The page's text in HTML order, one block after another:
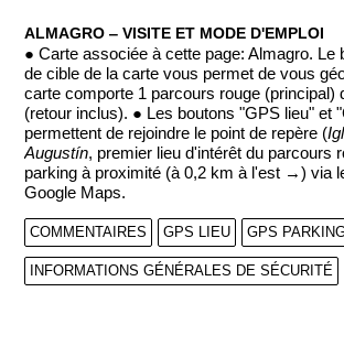
ALMAGRO ‒ VISITE ET MODE D'EMPLOI
● Carte associée à cette page: Almagro. Le
de cible de la carte vous permet de vous
carte comporte 1 parcours rouge (principal)
(retour inclus). ● Les boutons "GPS lieu" et
permettent de rejoindre le point de repère (
Augustín, premier lieu d'intérêt du parcours
parking à proximité (à 0,2 km à l'est →) via
Google Maps.
COMMENTAIRES GPS LIEU GPS
INFORMATIONS GÉNÉRALES DE SÉCURITÉ